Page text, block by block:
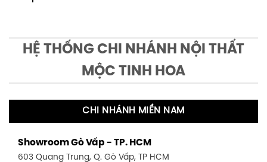
HỆ THỐNG CHI NHÁNH NỘI THẤT
MỘC TINH HOA
CHI NHÁNH MIỀN NAM
Showroom Gò Vấp - TP. HCM
603 Quang Trung, Q. Gò Vấp, TP HCM